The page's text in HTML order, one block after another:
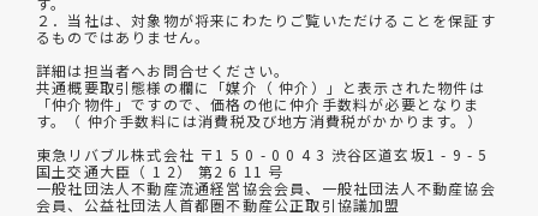
２．当社は、対象物が将来にわたりご覧いただけることを保証す
るものではありません。
詳細は担当者へお問合せください。
共通概要取引態様の欄に「媒介（ 仲介）」と表示された物件は
「仲介物件」ですので、価格の他に仲介手数料が必要となりま
す。（ 仲介手数料には消費税及び地方消費税がかかります。）
東急リバブル株式会社 〒1 5 0 - 0 0 4 3 渋谷区道玄坂1 - 9 - 5
国土交通大臣（ 1 2） 第2 6 11 号
一般社団法人不動産流通経営協会会員、一般社団法人不動産協会
会員、公益社団法人首都圏不動産公正取引協議加盟